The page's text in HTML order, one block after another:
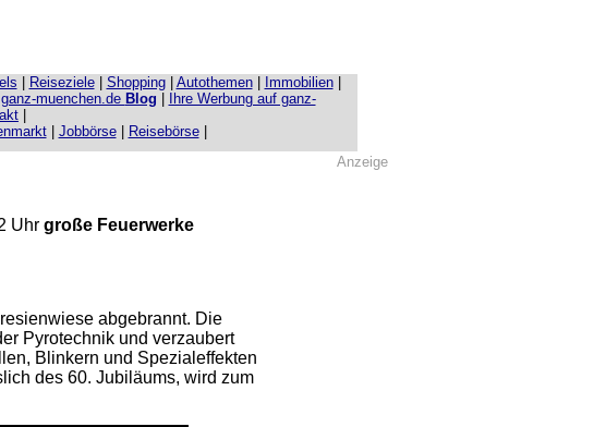
Reiseziele| Shopping Autothemen Immobilien
ganz-muenchen.de Blog
Ihre Werbung auf ganz-
| Jobbörse| Reisebörse|
Uhr große Feuerwerke
abgebrannt. Die
Pyrotechnik und verzaubert
Blinkern und Spezialeffekten
des 60. Jubiläums, wird zum
Anzeige